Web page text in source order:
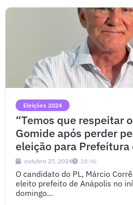
Eleições 2024
“Temos que respeitar
Gomide após perder
eleição para
outubro 27, 2024 18:46
O candidato do PL, Márcio
eleito prefeito de Anápolis no
domingo...